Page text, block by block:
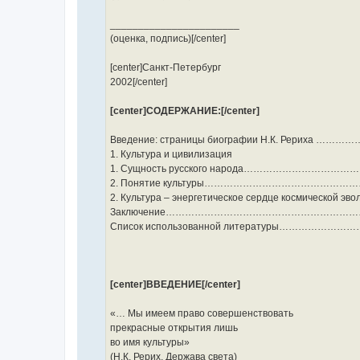
(оценка, подпись)[/center]
[center]Санкт-Петербург
2002[/center]
[center]СОДЕРЖАНИЕ:[/center]
Введение: страницы биографии Н.К. Рериха
1. Культура и цивилизация
1. Сущность русского
2. Понятие
2. Культура – энергетическое сердце
Список использованной
[center]ВВЕДЕНИЕ[/center]
«… Мы имеем право совершенствовать
прекрасные открытия лишь
во имя культуры»
(Н.К. Рерих. Держава света)